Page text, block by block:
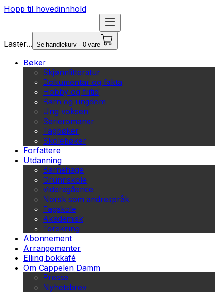
Hopp til hovedinnhold
Laster... Se handlekurv - 0 vare
Bøker
Skjønnlitteratur
Dokumentar og fakta
Hobby og fritid
Barn og ungdom
Ung voksen
Serieromaner
Fagbøker
Skolebøker
Forfattere
Utdanning
Barnehage
Grunnskole
Videregående
Norsk som andrespråk
Fagskole
Akademisk
Forskning
Abonnement
Arrangementer
Elling bokkafé
Om Cappelen Damm
Presse
Nyhetsbrev